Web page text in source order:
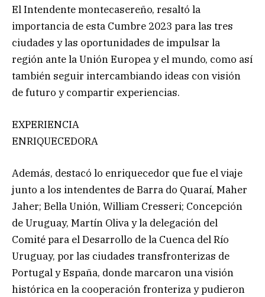
El Intendente montecasereño, resaltó la
importancia de esta Cumbre 2023 para las tres
ciudades y las oportunidades de impulsar la
región ante la Unión Europea y el mundo, como así
también seguir intercambiando ideas con visión
de futuro y compartir experiencias.
EXPERIENCIA
ENRIQUECEDORA
Además, destacó lo enriquecedor que fue el viaje
junto a los intendentes de Barra do Quaraí, Maher
Jaher; Bella Unión, William Cresseri; Concepción
de Uruguay, Martín Oliva y la delegación del
Comité para el Desarrollo de la Cuenca del Río
Uruguay, por las ciudades transfronterizas de
Portugal y España, donde marcaron una visión
histórica en la cooperación fronteriza y pudieron